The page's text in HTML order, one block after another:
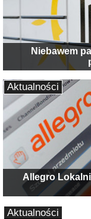
Niebawem
Allegro
Aktualności
Aktualności